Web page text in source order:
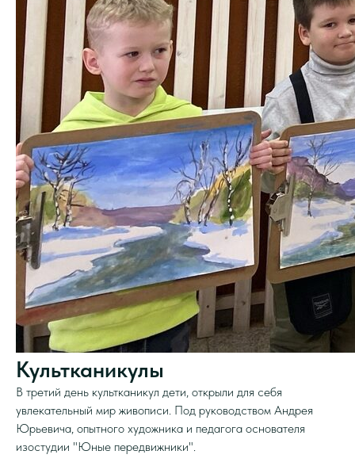
Культканикулы
В третий день культканикул дети, открыли для себя
увлекательный мир живописи. Под руководством Андрея
Юрьевича, опытного художника и педагога основателя
изостудии "Юные передвижники".